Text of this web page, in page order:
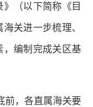
（以下简称《目
关进一步梳理、
，编制完成关区基
，各直属海关要